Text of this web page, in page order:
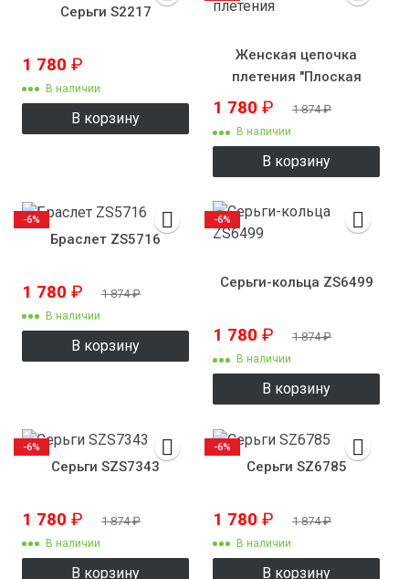
Серьги S2217
1 780 ₽
В наличии
В корзину
Женская цепочка
плетения "Плоская
улитка"
1 780 ₽ 1 874₽
В наличии
В корзину
Браслет ZS5716
1 780 ₽ 1 874₽
В наличии
В корзину
-6%
Серьги-кольца ZS6499
1 780 ₽ 1 874₽
В наличии
В корзину
-6%
Серьги SZS7343
1 780 ₽ 1 874₽
В наличии
В корзину
-6%
Серьги SZ6785
1 780 ₽ 1 874₽
В наличии
В корзину
-6%